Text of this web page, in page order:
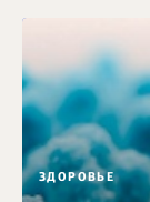
ЗДОРОВЬЕ